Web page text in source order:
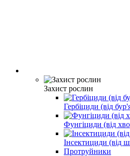
Захист рослин
Гербіциди (від
Фунгіциди (від
Інсектициди (від
Протруйники